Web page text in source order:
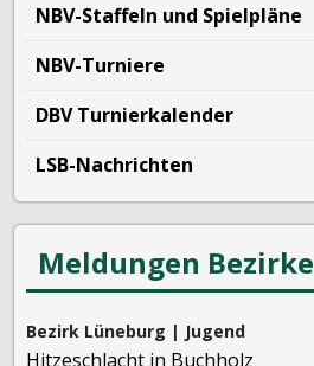
NBV-Staffeln und Spielpläne
NBV-Turniere
DBV Turnierkalender
LSB-Nachrichten
Meldungen Bezirke
Bezirk Lüneburg | Jugend
Hitzeschlacht in Buchholz